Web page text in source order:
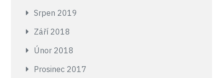
Srpen 2019
Září 2018
Únor 2018
Prosinec 2017